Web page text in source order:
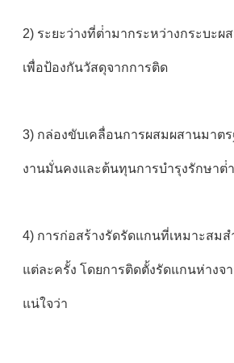
2) ระยะว่างที่ต่ํามากระหว่างกระบะผ
เพื่อป้องกันวัสดุจากการติด
3) กล่องขับเคลื่อนการผสมผสานมาต
งานมั่นคงและต้นทุนการบํารุงรักษาต่ํา
4) การก่อสร้างรัดรัดแกนที่เหมาะสม
แต่ละครั้ง โดยการติดตั้งรัดแกนห่าง
แน่ใจว่า